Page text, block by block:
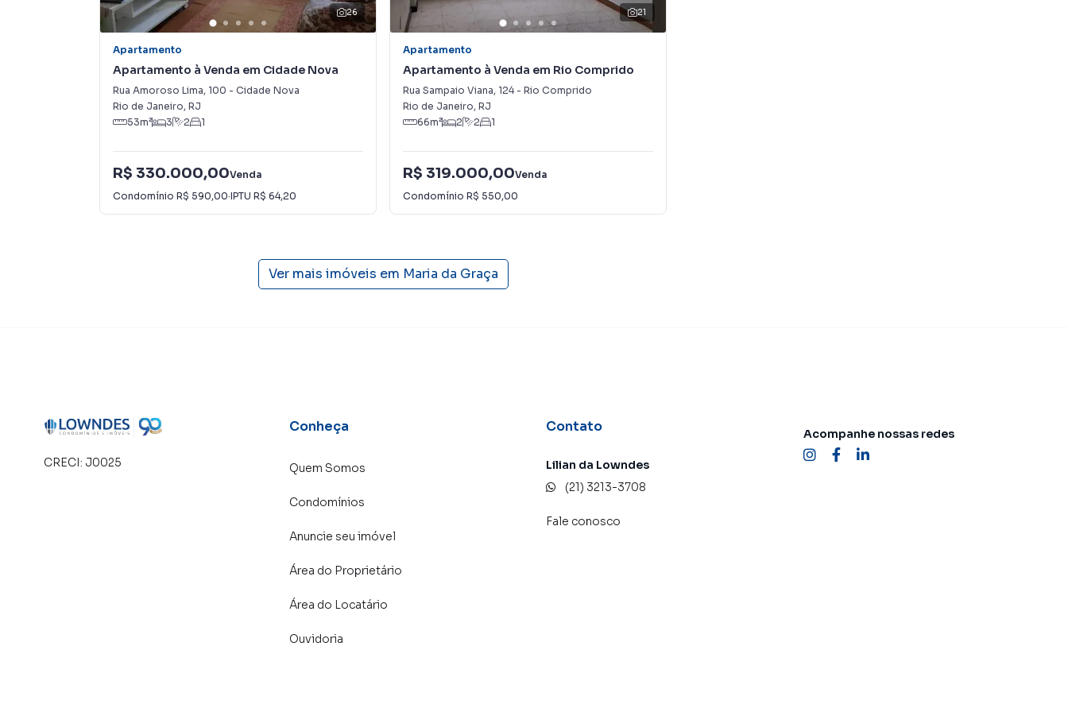
26
Apartamento
Apartamento à Venda em Cidade Nova
Rua Amoroso Lima, 100 - Cidade Nova
Rio de Janeiro, RJ
53m² 3 2 1
R$ 330.000,00Venda
Condomínio R$ 590,00·IPTU R$ 64,20
21
Apartamento
Apartamento à Venda em Rio Comprido
Rua Sampaio Viana, 124- Rio Comprido
Rio de Janeiro, RJ
66m² 2 2 1
R$ 319.000,00Venda
Condomínio R$ 550,00
Ver mais imóveis em Maria da Graça
CRECI: J0025
Conheça
Quem Somos
Condomínios
Anuncie seu imóvel
Área do Proprietário
Área do Locatário
Ouvidoria
Contato
Lilian da Lowndes
(21) 3213-3708
Fale conosco
Acompanhe nossas redes